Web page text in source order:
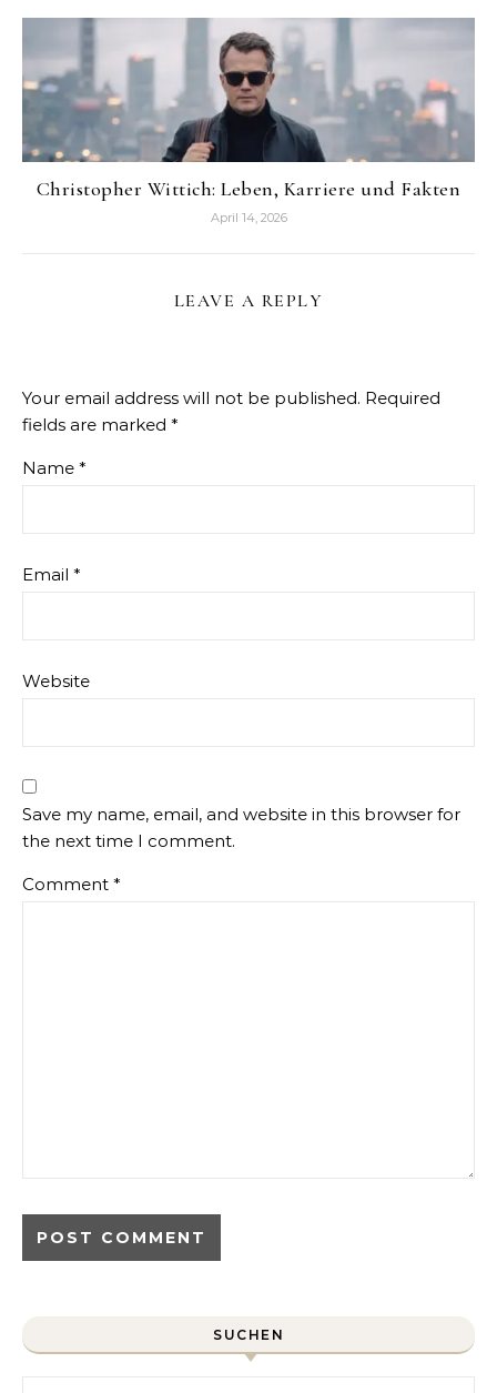
Christopher Wittich: Leben, Karriere und Fakten
April 14, 2026
LEAVE A REPLY
Your email address will not be published. Required
fields are marked *
Name *
Email *
Website
Save my name, email, and website in this browser for
the next time I comment.
Comment *
SUCHEN